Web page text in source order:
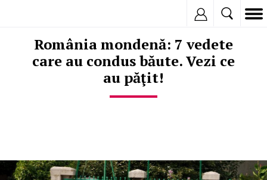
România mondenă: 7 vedete
care au condus băute. Vezi ce
au păţit!